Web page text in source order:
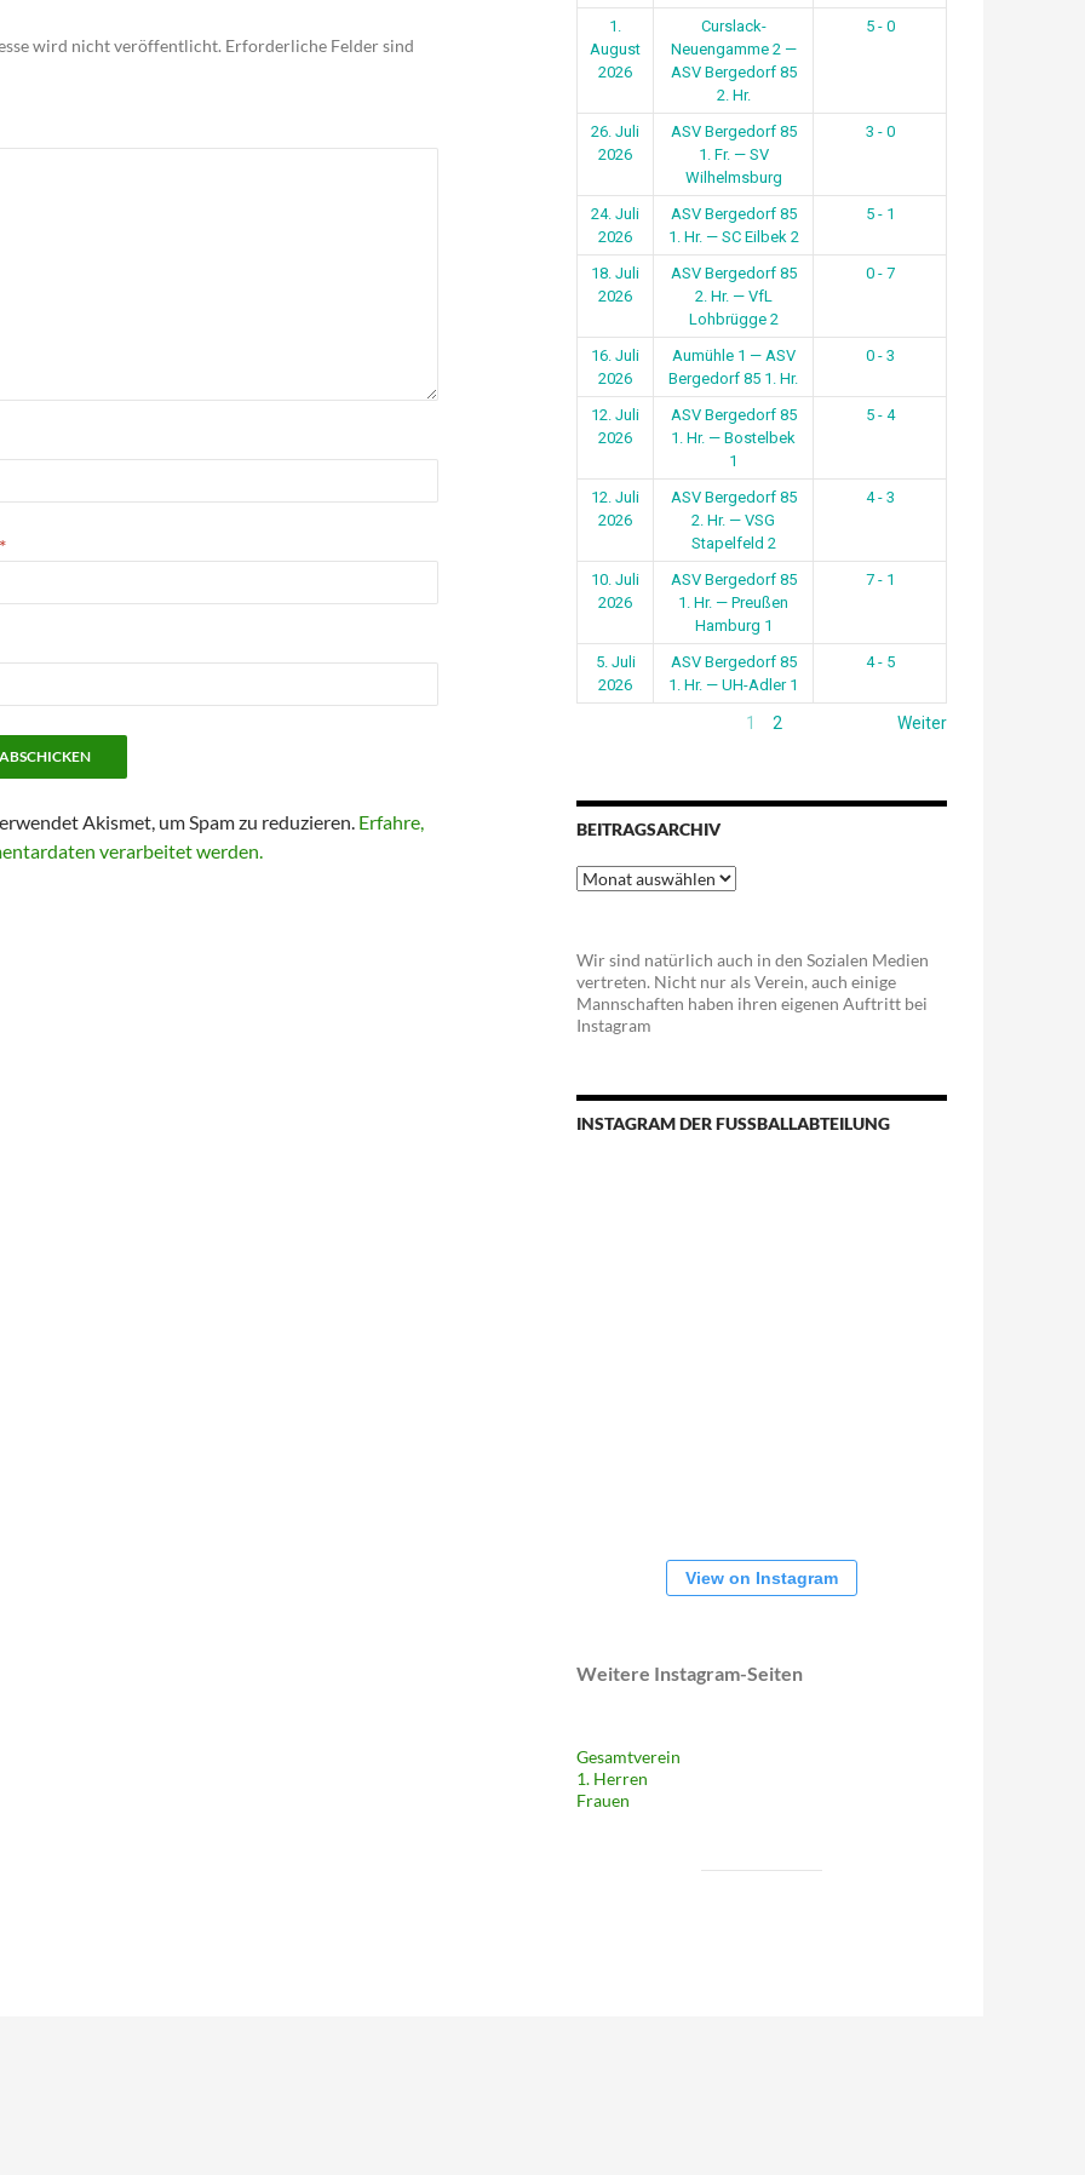
wird nicht veröffentlicht. Erforderliche Felder sind
*
Akismet, um Spam zu reduzieren. Erfahre,
verarbeitet werden.
1.
August
2026
Curslack-
Neuengamme 2 —
ASV Bergedorf 85
2. Hr.
5 - 0
26. Juli
2026
ASV Bergedorf 85
1. Fr. — SV
Wilhelmsburg
3 - 0
24. Juli
2026
ASV Bergedorf 85
1. Hr. — SC Eilbek 2
5 - 1
18. Juli
2026
ASV Bergedorf 85
2. Hr. — VfL
Lohbrügge 2
0 - 7
16. Juli
2026
Aumühle 1 — ASV
Bergedorf 85 1. Hr.
0 - 3
12. Juli
2026
ASV Bergedorf 85
1. Hr. — Bostelbek
1
5 - 4
12. Juli
2026
ASV Bergedorf 85
2. Hr. — VSG
Stapelfeld 2
4 - 3
10. Juli
2026
ASV Bergedorf 85
1. Hr. — Preußen
Hamburg 1
7 - 1
5. Juli
2026
ASV Bergedorf 85
1. Hr. — UH-Adler 1
4 - 5
1 2 Weiter
BEITRAGSARCHIV
Beitragsarchiv
Wir sind natürlich auch in den Sozialen Medien
vertreten. Nicht nur als Verein, auch einige
Mannschaften haben ihren eigenen Auftritt bei
Instagram
INSTAGRAM DER FUSSBALLABTEILUNG
View on Instagram
Weitere Instagram-Seiten
Gesamtverein
1. Herren
Frauen